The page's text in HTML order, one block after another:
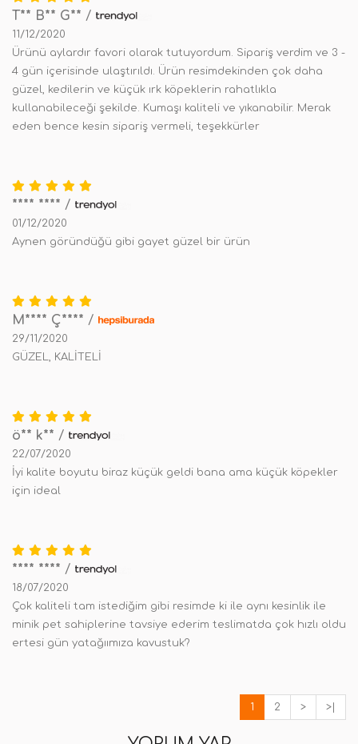
T** B** G** /
11/12/2020
Ürünü aylardır favori olarak tutuyordum. Sipariş verdim ve 3 -
4 gün içerisinde ulaştırıldı. Ürün resimdekinden çok daha
güzel, kedilerin ve küçük ırk köpeklerin rahatlıkla
kullanabileceği şekilde. Kumaşı kaliteli ve yıkanabilir. Merak
eden bence kesin sipariş vermeli, teşekkürler
**** **** /
01/12/2020
Aynen göründüğü gibi gayet güzel bir ürün
M**** Ç**** /
29/11/2020
GÜZEL, KALİTELİ
ö** k** /
22/07/2020
İyi kalite boyutu biraz küçük geldi bana ama küçük köpekler
için ideal
**** **** /
18/07/2020
Çok kaliteli tam istediğim gibi resimde ki ile aynı kesinlik ile
minik pet sahiplerine tavsiye ederim teslimatda çok hızlı oldu
ertesi gün yatağıımıza kavustuk?
1 2 > >|